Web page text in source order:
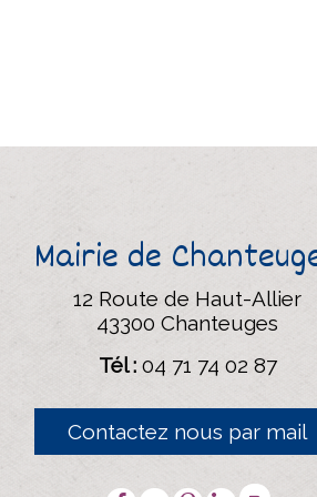
Mairie de
12 Route de Haut-Allier
43300 Chanteuges
Tél :04 71 74 02 87
Contactez nous par mail